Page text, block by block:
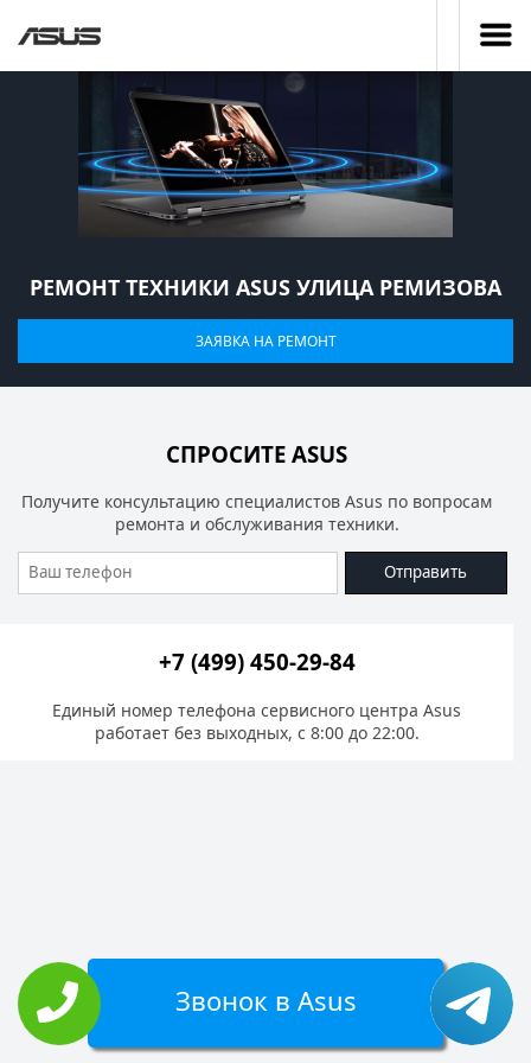
РЕМОНТ ТЕХНИКИ ASUS УЛИЦА РЕМИЗОВА
ЗАЯВКА НА РЕМОНТ
СПРОСИТЕ ASUS
Получите консультацию специалистов Asus по вопросам
ремонта и обслуживания техники.
Отправить
+7 (499) 450-29-84
Единый номер телефона сервисного центра Asus
работает без выходных, с 8:00 до 22:00.
Звонок в Asus